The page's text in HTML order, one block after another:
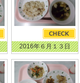
2016年６月１３日